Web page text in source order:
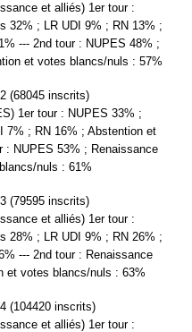
et alliés) 1er tour :
32% ; LR UDI 9% ; RN 13% ;
--- 2nd tour : NUPES 48% ;
et votes blancs/nuls : 57%
(68045 inscrits)
1er tour : NUPES 33% ;
7% ; RN 16% ; Abstention et
: NUPES 53% ; Renaissance
nuls : 61%
(79595 inscrits)
et alliés) 1er tour :
28% ; LR UDI 9% ; RN 26% ;
--- 2nd tour : Renaissance
et votes blancs/nuls : 63%
(104420 inscrits)
et alliés) 1er tour :